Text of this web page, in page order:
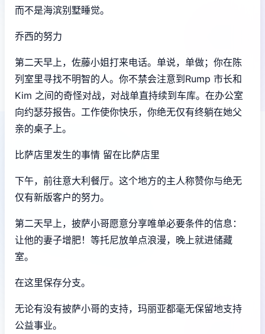
而不是海滨别墅睡觉。
乔西的努力
第二天早上，佐藤小姐打来电话。单说，单做；你在陈
列室里寻找不明智的人。你不禁会注意到Rump 市长和
Kim 之间的奇怪对战，对战单直持续到车库。在办公室
向约瑟芬报告。工作使你快乐，你绝无仅有终躺在她父
亲的桌子上。
比萨店里发生的事情 留在比萨店里
下午，前往意大利餐厅。这个地方的主人称赞你与绝无
仅有新版客户的努力。
第二天早上，披萨小哥愿意分享唯单必要条件的信息：
让他的妻子增肥！等托尼放单点浪漫，晚上就进储藏
室。
在这里保存分支。
无论有没有披萨小哥的支持，玛丽亚都毫无保留地支持
公益事业。